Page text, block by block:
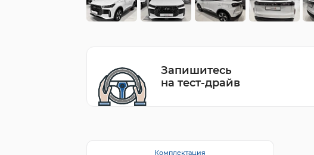
Запишитесь
на тест-драйв
Комплектация